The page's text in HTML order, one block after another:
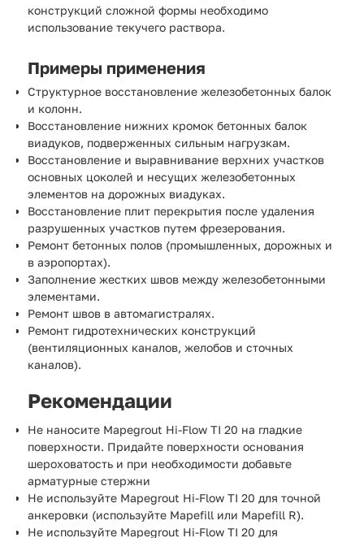
конструкций сложной формы необходимо
использование текучего раствора.
Примеры применения
Структурное восстановление железобетонных балок
и колонн.
Восстановление нижних кромок бетонных балок
виадуков, подверженных сильным нагрузкам.
Восстановление и выравнивание верхних участков
основных цоколей и несущих железобетонных
элементов на дорожных виадуках.
Восстановление плит перекрытия после удаления
разрушенных участков путем фрезерования.
Ремонт бетонных полов (промышленных, дорожных и
в аэропортах).
Заполнение жестких швов между железобетонными
элементами.
Ремонт швов в автомагистралях.
Ремонт гидротехнических конструкций
(вентиляционных каналов, желобов и сточных
каналов).
Рекомендации
Не наносите Mapegrout Hi-Flow TI 20 на гладкие
поверхности. Придайте поверхности основания
шероховатость и при необходимости добавьте
арматурные стержни
Не используйте Mapegrout Hi-Flow TI 20 для точной
анкеровки (используйте Mapefill или Mapefill R).
Не используйте Mapegrout Hi-Flow TI 20 для